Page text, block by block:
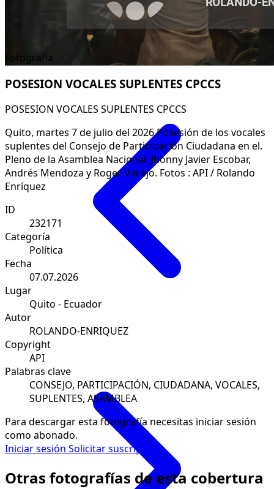
Fotografía
POSESION VOCALES SUPLENTES CPCCS
POSESION VOCALES SUPLENTES CPCCS
Quito, martes 7 de julio del 2026 Posesión de los vocales
suplentes del Consejo de Participación Ciudadana en el.
Pleno de la Asamblea Nacional. Jhonny Javier Escobar,
Andrés Mendoza y Roger Vallejo. Fotos : API / Rolando
Enríquez
ID
232171
Categoría
Política
Fecha
07.07.2026
Lugar
Quito - Ecuador
Autor
ROLANDO-ENRIQUEZ
Copyright
API
Palabras clave
CONSEJO, PARTICIPACIÓN, CIUDADANA, VOCALES,
SUPLENTES, ASAMBLEA
Para descargar esta fotografía necesitas iniciar sesión
como abonado.
Iniciar sesión Solicitar suscripción
Otras fotografías de esta cobertura